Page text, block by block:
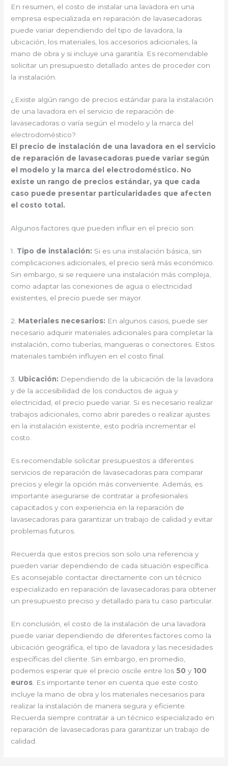
En resumen, el costo de instalar una lavadora en una
empresa especializada en reparación de lavasecadoras
puede variar dependiendo del tipo de lavadora, la
ubicación, los materiales, los accesorios adicionales, la
mano de obra y si incluye una garantía. Es recomendable
solicitar un presupuesto detallado antes de proceder con
la instalación.
¿Existe algún rango de precios estándar para la instalación
de una lavadora en el servicio de reparación de
lavasecadoras o varía según el modelo y la marca del
electrodoméstico?
El precio de instalación de una lavadora en el servicio
de reparación de lavasecadoras puede variar según
el modelo y la marca del electrodoméstico. No
existe un rango de precios estándar, ya que cada
caso puede presentar particularidades que afecten
el costo total.
Algunos factores que pueden influir en el precio son:
1. Tipo de instalación: Si es una instalación básica, sin
complicaciones adicionales, el precio será más económico.
Sin embargo, si se requiere una instalación más compleja,
como adaptar las conexiones de agua o electricidad
existentes, el precio puede ser mayor.
2. Materiales necesarios: En algunos casos, puede ser
necesario adquirir materiales adicionales para completar la
instalación, como tuberías, mangueras o conectores. Estos
materiales también influyen en el costo final.
3. Ubicación: Dependiendo de la ubicación de la lavadora
y de la accesibilidad de los conductos de agua y
electricidad, el precio puede variar. Si es necesario realizar
trabajos adicionales, como abrir paredes o realizar ajustes
en la instalación existente, esto podría incrementar el
costo.
Es recomendable solicitar presupuestos a diferentes
servicios de reparación de lavasecadoras para comparar
precios y elegir la opción más conveniente. Además, es
importante asegurarse de contratar a profesionales
capacitados y con experiencia en la reparación de
lavasecadoras para garantizar un trabajo de calidad y evitar
problemas futuros.
Recuerda que estos precios son solo una referencia y
pueden variar dependiendo de cada situación específica.
Es aconsejable contactar directamente con un técnico
especializado en reparación de lavasecadoras para obtener
un presupuesto preciso y detallado para tu caso particular.
En conclusión, el costo de la instalación de una lavadora
puede variar dependiendo de diferentes factores como la
ubicación geográfica, el tipo de lavadora y las necesidades
específicas del cliente. Sin embargo, en promedio,
podemos esperar que el precio oscile entre los 50 y 100
euros . Es importante tener en cuenta que este costo
incluye la mano de obra y los materiales necesarios para
realizar la instalación de manera segura y eficiente.
Recuerda siempre contratar a un técnico especializado en
reparación de lavasecadoras para garantizar un trabajo de
calidad.